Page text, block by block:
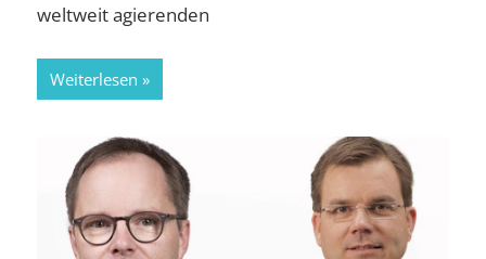
weltweit agierenden
Weiterlesen